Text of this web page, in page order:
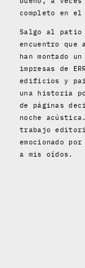
completo en
Salgo al patio
encuentro que
han montado
impresas de
edificios y
una historia
de páginas
noche
trabajo
emocionado
a mis oídos.